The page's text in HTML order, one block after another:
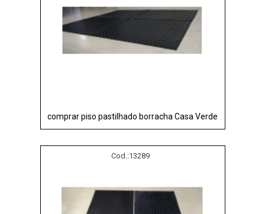
comprar piso pastilhado borracha Casa Verde
Cod.:13289